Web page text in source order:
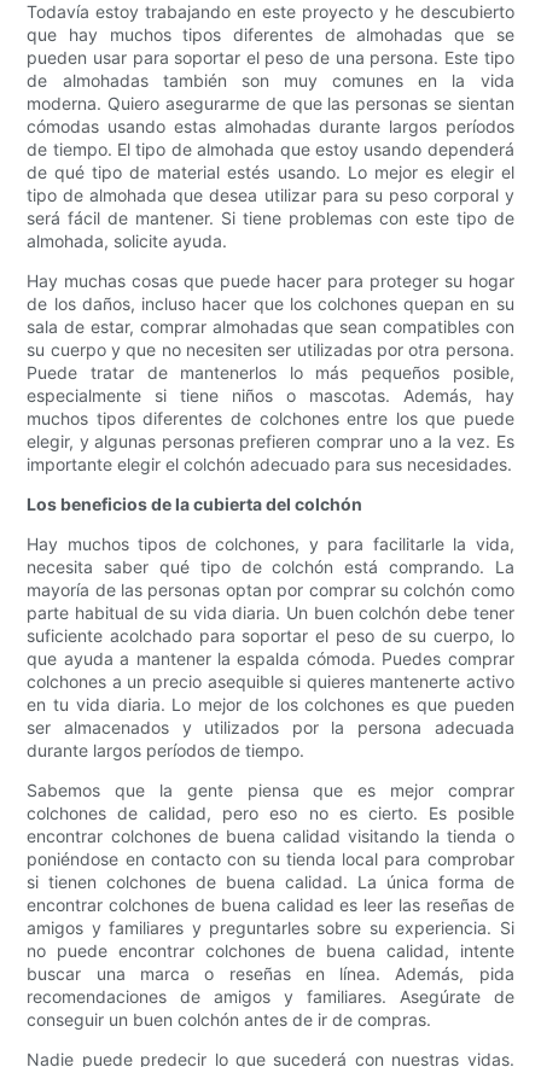
Todavía estoy trabajando en este proyecto y he descubierto
que hay muchos tipos diferentes de almohadas que se
pueden usar para soportar el peso de una persona. Este tipo
de almohadas también son muy comunes en la vida
moderna. Quiero asegurarme de que las personas se sientan
cómodas usando estas almohadas durante largos períodos
de tiempo. El tipo de almohada que estoy usando dependerá
de qué tipo de material estés usando. Lo mejor es elegir el
tipo de almohada que desea utilizar para su peso corporal y
será fácil de mantener. Si tiene problemas con este tipo de
almohada, solicite ayuda.
Hay muchas cosas que puede hacer para proteger su hogar
de los daños, incluso hacer que los colchones quepan en su
sala de estar, comprar almohadas que sean compatibles con
su cuerpo y que no necesiten ser utilizadas por otra persona.
Puede tratar de mantenerlos lo más pequeños posible,
especialmente si tiene niños o mascotas. Además, hay
muchos tipos diferentes de colchones entre los que puede
elegir, y algunas personas prefieren comprar uno a la vez. Es
importante elegir el colchón adecuado para sus necesidades.
Los beneficios de la cubierta del colchón
Hay muchos tipos de colchones, y para facilitarle la vida,
necesita saber qué tipo de colchón está comprando. La
mayoría de las personas optan por comprar su colchón como
parte habitual de su vida diaria. Un buen colchón debe tener
suficiente acolchado para soportar el peso de su cuerpo, lo
que ayuda a mantener la espalda cómoda. Puedes comprar
colchones a un precio asequible si quieres mantenerte activo
en tu vida diaria. Lo mejor de los colchones es que pueden
ser almacenados y utilizados por la persona adecuada
durante largos períodos de tiempo.
Sabemos que la gente piensa que es mejor comprar
colchones de calidad, pero eso no es cierto. Es posible
encontrar colchones de buena calidad visitando la tienda o
poniéndose en contacto con su tienda local para comprobar
si tienen colchones de buena calidad. La única forma de
encontrar colchones de buena calidad es leer las reseñas de
amigos y familiares y preguntarles sobre su experiencia. Si
no puede encontrar colchones de buena calidad, intente
buscar una marca o reseñas en línea. Además, pida
recomendaciones de amigos y familiares. Asegúrate de
conseguir un buen colchón antes de ir de compras.
Nadie puede predecir lo que sucederá con nuestras vidas.